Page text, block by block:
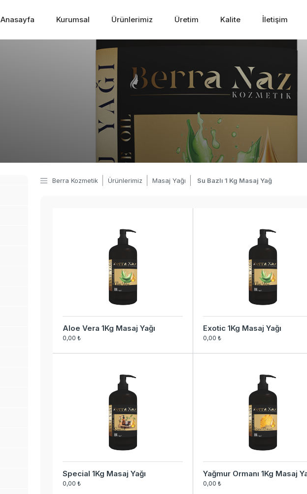
Anasayfa Kurumsal Ürünlerimiz Üretim Kalite İletişim
×
Berra Kozmetik Ürünlerimiz Masaj Yağı Su Bazlı 1 Kg Masaj Yağ
Aloe Vera 1Kg Masaj Yağı
0,00 ₺
Exotic 1Kg Masaj Yağı
0,00 ₺
Special 1Kg Masaj Yağı
0,00 ₺
Yağmur Ormanı 1Kg Masaj
0,00 ₺